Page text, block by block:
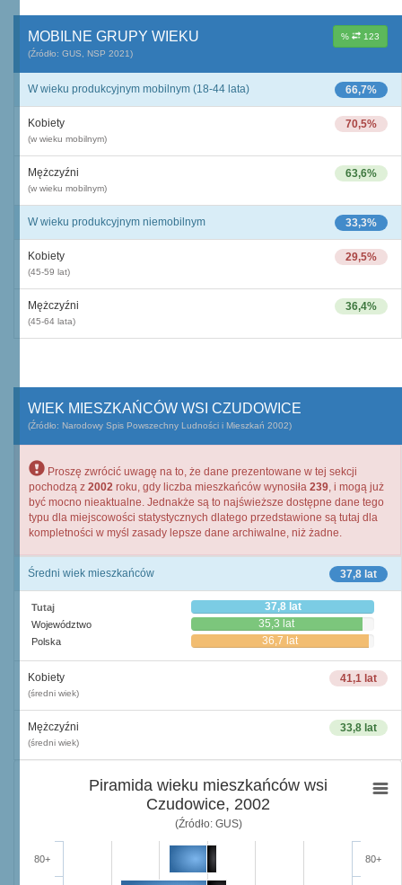
% 123
MOBILNE GRUPY WIEKU
(Źródło: GUS, NSP 2021)
66,7%
W wieku produkcyjnym mobilnym (18-44 lata)
70,5%
Kobiety
(w wieku mobilnym)
63,6%
Mężczyźni
(w wieku mobilnym)
33,3%
W wieku produkcyjnym niemobilnym
29,5%
Kobiety
(45-59 lat)
36,4%
Mężczyźni
(45-64 lata)
WIEK MIESZKAŃCÓW WSI CZUDOWICE
(Źródło: Narodowy Spis Powszechny Ludności i Mieszkań 2002)
Proszę zwrócić uwagę na to, że dane prezentowane w tej sekcji
pochodzą z 2002 roku, gdy liczba mieszkańców wynosiła 239, i mogą już
być mocno nieaktualne. Jednakże są to najświeższe dostępne dane tego
typu dla miejscowości statystycznych dlatego przedstawione są tutaj dla
kompletności w myśl zasady lepsze dane archiwalne, niż żadne.
37,8 lat
Średni wiek mieszkańców
Tutaj 37,8 lat
Województwo 35,3 lat
Polska 36,7 lat
41,1 lat
Kobiety
(średni wiek)
33,8 lat
Mężczyźni
(średni wiek)
Piramida wieku mieszkańców wsi
Czudowice, 2002
(Źródło: GUS)
80+ 80+